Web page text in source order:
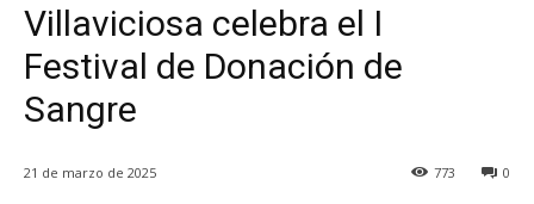
Villaviciosa celebra el I
Festival de Donación de
Sangre
21 de marzo de 2025 0
773